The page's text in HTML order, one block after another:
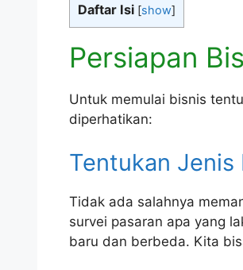
Daftar Isi [show]
Persiapan
Untuk memulai bisnis
diperhatikan:
Tentukan Jenis
Tidak ada salahnya
survei pasaran apa yang
baru dan berbeda. Kita